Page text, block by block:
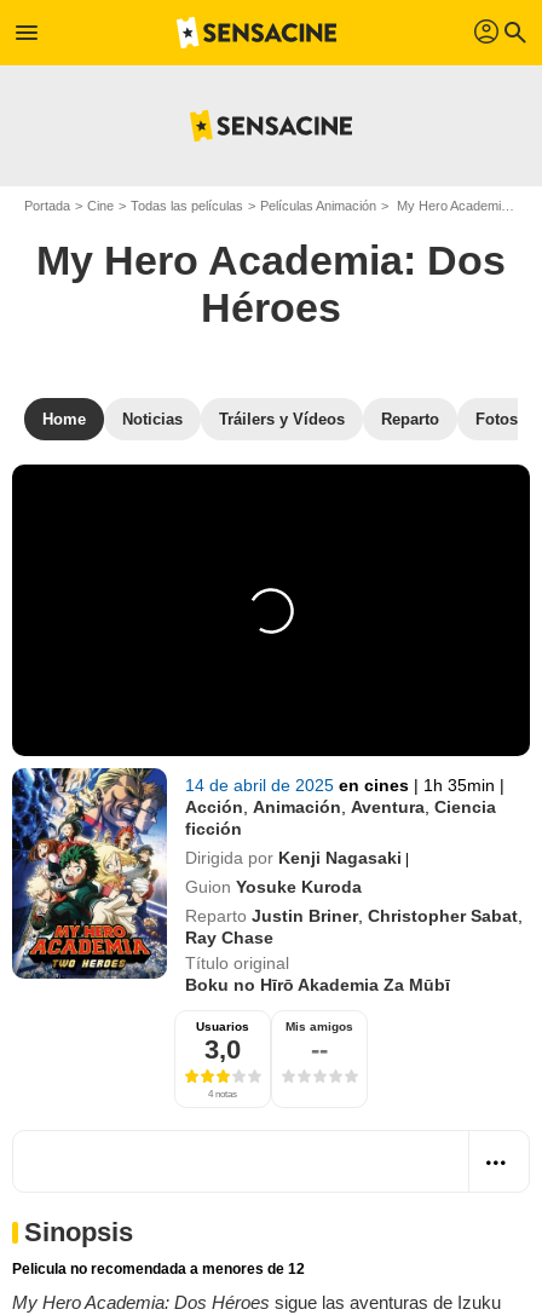
menu profil search
Portada Cine Todas las películas Películas Animación My Hero Academia: Dos Héroes
My Hero Academia: Dos
Héroes
Home Noticias Tráilers y Vídeos Reparto Fotos
14 de abril de 2025en cines | 1h 35min |
Acción ,Animación ,Aventura ,Ciencia
ficción
Dirigida por Kenji Nagasaki |
Guion Yosuke Kuroda
Reparto Justin Briner,Christopher Sabat
Ray Chase
Título original
Boku no Hīrō Akademia Za Mūbī
Usuarios
3,0
4 notas
Mis amigos
--
Sinopsis
Pelicula no recomendada a menores de 12
My Hero Academia: Dos Héroes sigue las aventuras de Izuku